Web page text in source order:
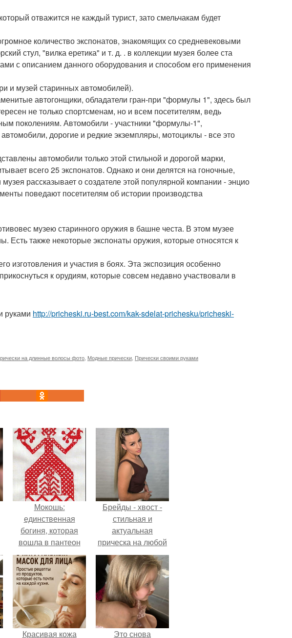
отважится не каждый турист, зато смельчакам будет
количество экспонатов, знакомящих со средневековыми
стул, "вилка еретика" и т. д. . в коллекции музея более ста
с описанием данного оборудования и способом его применения
и музей старинных автомобилей).
автогонщики, обладатели гран-при "формулы 1", здесь был
не только спортсменам, но и всем посетителям, ведь
поколениям. Автомобили - участники "формулы-1",
дорогие и редкие экземпляры, мотоциклы - все это
автомобили только этой стильной и дорогой марки,
всего 25 экспонатов. Однако и они делятся на гоночные,
рассказывает о создателе этой популярной компании - энцио
поведают посетителям об истории производства
музею старинного оружия в башне честа. В этом музее
Есть также некоторые экспонаты оружия, которые относятся к
изготовления и участия в боях. Эта экспозиция особенно
к орудиям, которые совсем недавно участвовали в
руками http://pricheski.ru-best.com/kak-sdelat-prichesku/pricheski-
на длинные волосы фото Модные прически Прически своими руками
Мокошь:
единственная
богиня, которая
вошла в пантеон
князя Владимира.
Брейды - хвост -
стильная и
актуальная
прическа на любой
случай.
Красивая кожа Это снова